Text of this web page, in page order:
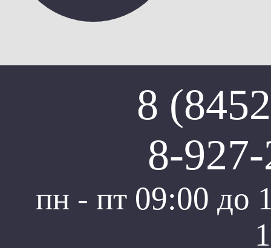
Физическое либо
Порядок
Осмотр объекта
анализ
документов,
8
8-
пн - пт 09:00 до